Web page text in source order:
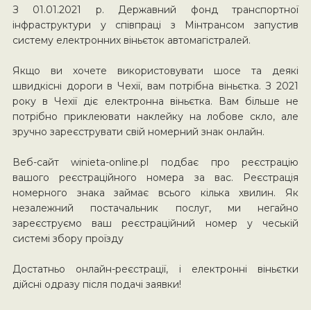
З 01.01.2021 р. Державний фонд транспортної
інфраструктури у співпраці з Мінтрансом запустив
систему електронних віньєток автомагістралей.
Якщо ви хочете використовувати шосе та деякі
швидкісні дороги в Чехії, вам потрібна віньєтка. З 2021
року в Чехії діє електронна віньєтка. Вам більше не
потрібно приклеювати наклейку на лобове скло, але
зручно зареєструвати свій номерний знак онлайн.
Веб-сайт winieta-online.pl подбає про реєстрацію
вашого реєстраційного номера за вас. Реєстрація
номерного знака займає всього кілька хвилин. Як
незалежний постачальник послуг, ми негайно
зареєструємо ваш реєстраційний номер у чеській
системі збору проїзду
Достатньо онлайн-реєстрації, і електронні віньєтки
дійсні одразу після подачі заявки!